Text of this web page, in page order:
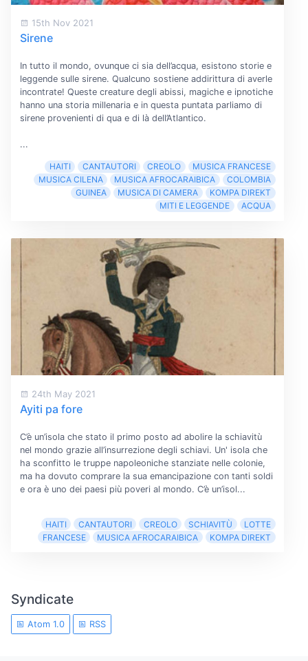
15th Nov 2021
Sirene
In tutto il mondo, ovunque ci sia dell’acqua, esistono storie e
leggende sulle sirene. Qualcuno sostiene addirittura di averle
incontrate! Queste creature degli abissi, magiche e ipnotiche
hanno una storia millenaria e in questa puntata parliamo di
sirene provenienti di qua e di là dell’Atlantico.
...
HAITI CANTAUTORI CREOLO
MUSICA FRANCESE
MUSICA CILENA
MUSICA AFROCARAIBICA
COLOMBIA
GUINEA
MUSICA DI CAMERA
KOMPA DIREKT
MITI E LEGGENDE
ACQUA
24th May 2021
Ayiti pa fore
C’è un’isola che stato il primo posto ad abolire la schiavitù
nel mondo grazie all’insurrezione degli schiavi. Un' isola che
ha sconfitto le truppe napoleoniche stanziate nelle colonie,
ma ha dovuto comprare la sua emancipazione con tanti soldi
e ora è uno dei paesi più poveri al mondo. C’è un’isol...
HAITI CANTAUTORI CREOLO SCHIAVITÙ
LOTTE
FRANCESE
MUSICA AFROCARAIBICA KOMPA DIREKT
Syndicate
Atom 1.0 RSS